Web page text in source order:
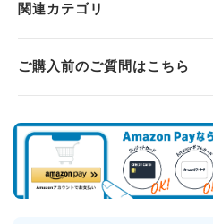
関連カテゴリ
ご購入前のご質問はこちら